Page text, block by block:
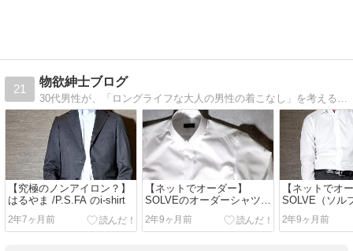
21
物欲紳士ブログ
30代男性が、「ロングライフな大人の男性の着こなし」を考える。メンズファッション、腕時計、靴。
【究極のノンアイロン？】
はるやま /P.S.FA のi-shirt
2年7ヶ月前
【ネットでオーダー】
SOLVEのオーダーシャツ
【後編：レビュー編】【サ
ンプルレビュー】
2年9ヶ月前
【ネットでオ
SOLVE（ソル
ーシャツ【前
編】【サンプ
2年9ヶ月前